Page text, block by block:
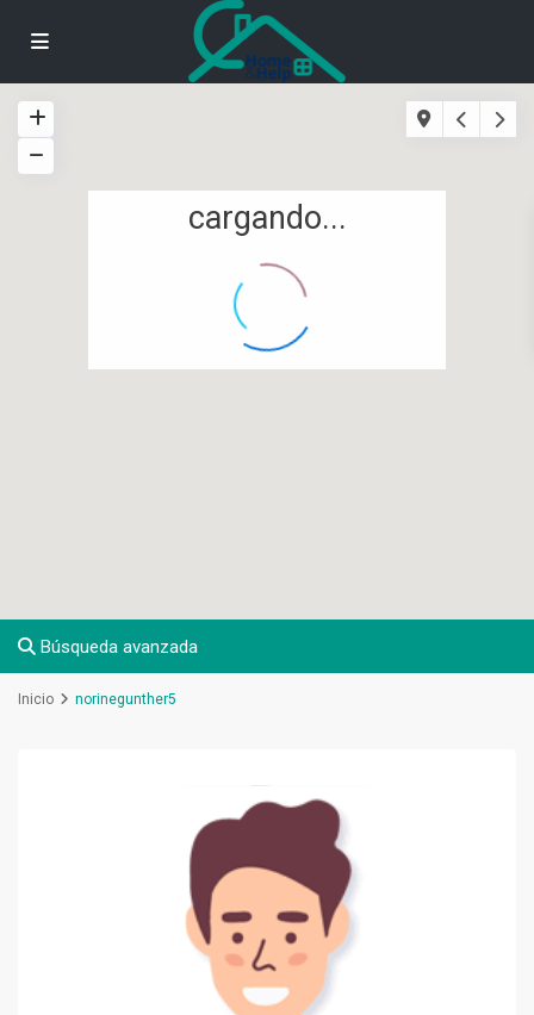
cargando...
Búsqueda avanzada
Inicio norinegunther5